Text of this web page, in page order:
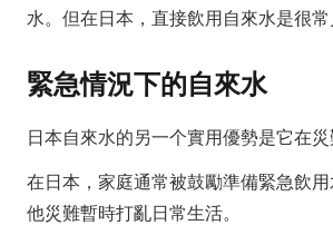
水。但在日本，直接飲用自來水是很常
緊急情況下的自來水
日本自來水的另一个實用優勢是它在災
在日本，家庭通常被鼓勵準備緊急飲
他災難暫時打亂日常生活。